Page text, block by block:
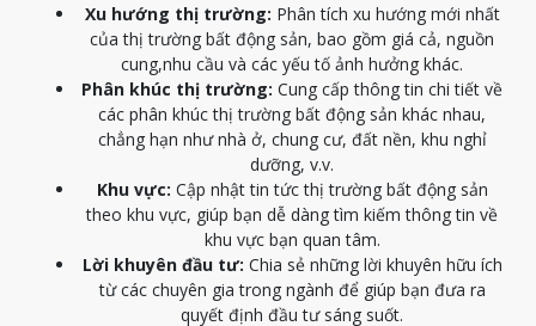
Xu hướng thị trường: Phân tích xu hướng mới nhất
của thị trường bất động sản, bao gồm giá cả, nguồn
cung,nhu cầu và các yếu tố ảnh hưởng khác.
Phân khúc thị trường: Cung cấp thông tin chi tiết về
các phân khúc thị trường bất động sản khác nhau,
chẳng hạn như nhà ở, chung cư, đất nền, khu nghỉ
dưỡng, v.v.
Khu vực: Cập nhật tin tức thị trường bất động sản
theo khu vực, giúp bạn dễ dàng tìm kiếm thông tin về
khu vực bạn quan tâm.
Lời khuyên đầu tư: Chia sẻ những lời khuyên hữu ích
từ các chuyên gia trong ngành để giúp bạn đưa ra
quyết định đầu tư sáng suốt.